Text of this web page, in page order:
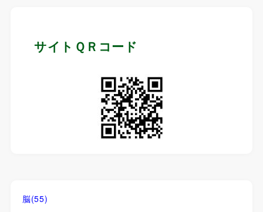
サイトＱＲコード
脳(55)